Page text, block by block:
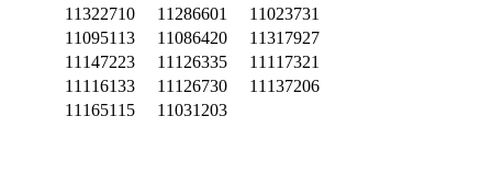
11322710
11286601
11023731
11095113
11086420
11317927
11147223
11126335
11117321
11116133
11126730
11137206
11165115
11031203